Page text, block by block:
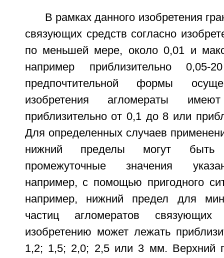
В рамках данного изобретения
связующих средств согласно
по меньшей мере, около 0,01 и
например приблизительно
предпочтительной формы
изобретения агломераты
приблизительно от 0,1 до 8 или
Для определенных случаев
нижний пределы могут быть
промежуточные значения
например, с помощью пригодного
например, нижний предел для
частиц агломератов связующих
изобретению может лежать
1,2; 1,5; 2,0; 2,5 или 3 мм. Верхний